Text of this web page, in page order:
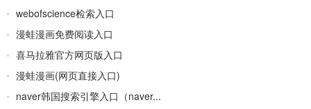
webofscience检索入口
漫蛙漫画免费阅读入口
喜马拉雅官方网页版入口
漫蛙漫画(网页直接入口)
naver韩国搜索引擎入口（naver...